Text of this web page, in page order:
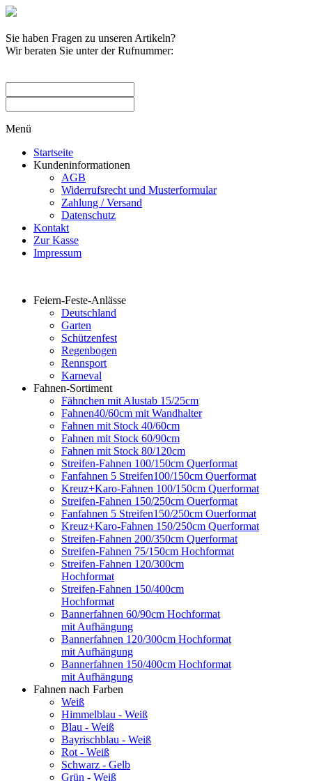
Sie haben Fragen zu unseren Artikeln?
Wir beraten Sie unter der Rufnummer:
Menü
Startseite
Kundeninformationen
AGB
Widerrufsrecht und Musterformular
Zahlung / Versand
Datenschutz
Kontakt
Zur Kasse
Impressum
Feiern-Feste-Anlässe
Deutschland
Garten
Schützenfest
Regenbogen
Rennsport
Karneval
Fahnen-Sortiment
Fähnchen mit Alustab 15/25cm
Fahnen40/60cm mit Wandhalter
Fahnen mit Stock 40/60cm
Fahnen mit Stock 60/90cm
Fahnen mit Stock 80/120cm
Streifen-Fahnen 100/150cm Querformat
Fanfahnen 5 Streifen100/150cm Querformat
Kreuz+Karo-Fahnen 100/150cm Querformat
Streifen-Fahnen 150/250cm Ouerformat
Fanfahnen 5 Streifen150/250cm Ouerformat
Kreuz+Karo-Fahnen 150/250cm Querformat
Streifen-Fahnen 200/350cm Querformat
Streifen-Fahnen 75/150cm Hochformat
Streifen-Fahnen 120/300cm
Hochformat
Streifen-Fahnen 150/400cm
Hochformat
Bannerfahnen 60/90cm Hochformat
mit Aufhängung
Bannerfahnen 120/300cm Hochformat
mit Aufhängung
Bannerfahnen 150/400cm Hochformat
mit Aufhängung
Fahnen nach Farben
Weiß
Himmelblau - Weiß
Blau - Weiß
Bayrischblau - Weiß
Rot - Weiß
Schwarz - Gelb
Grün - Weiß